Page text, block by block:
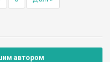
автором